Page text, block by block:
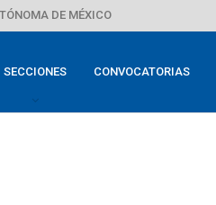
DE MÉXICO
SECCIONES CONVOCATORIAS